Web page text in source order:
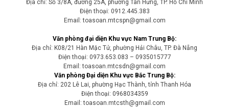
Địa chỉ: Số 3/8A, đường 25A, phường Tân Hưng, TP. Hồ Chí Minh
Điện thoại: 0912.445.383
Email: toasoan.mtcspn@gmail.com
Văn phòng đại diện Khu vực Nam Trung Bộ:
Địa chỉ: K08/21 Hàn Mặc Tử, phường Hải Châu, TP. Đà Nẵng
Điện thoại: 0973.653.083 – 0935015777
Email: toasoan.mtcsdn@gmail.com
Văn phòng Đại diện Khu vực Bắc Trung Bộ:
Địa chỉ: 202 Lê Lai, phường Hạc Thành, tỉnh Thanh Hóa
Điện thoại: 0968034359
Email: toasoan.mtcsth@gmail.com